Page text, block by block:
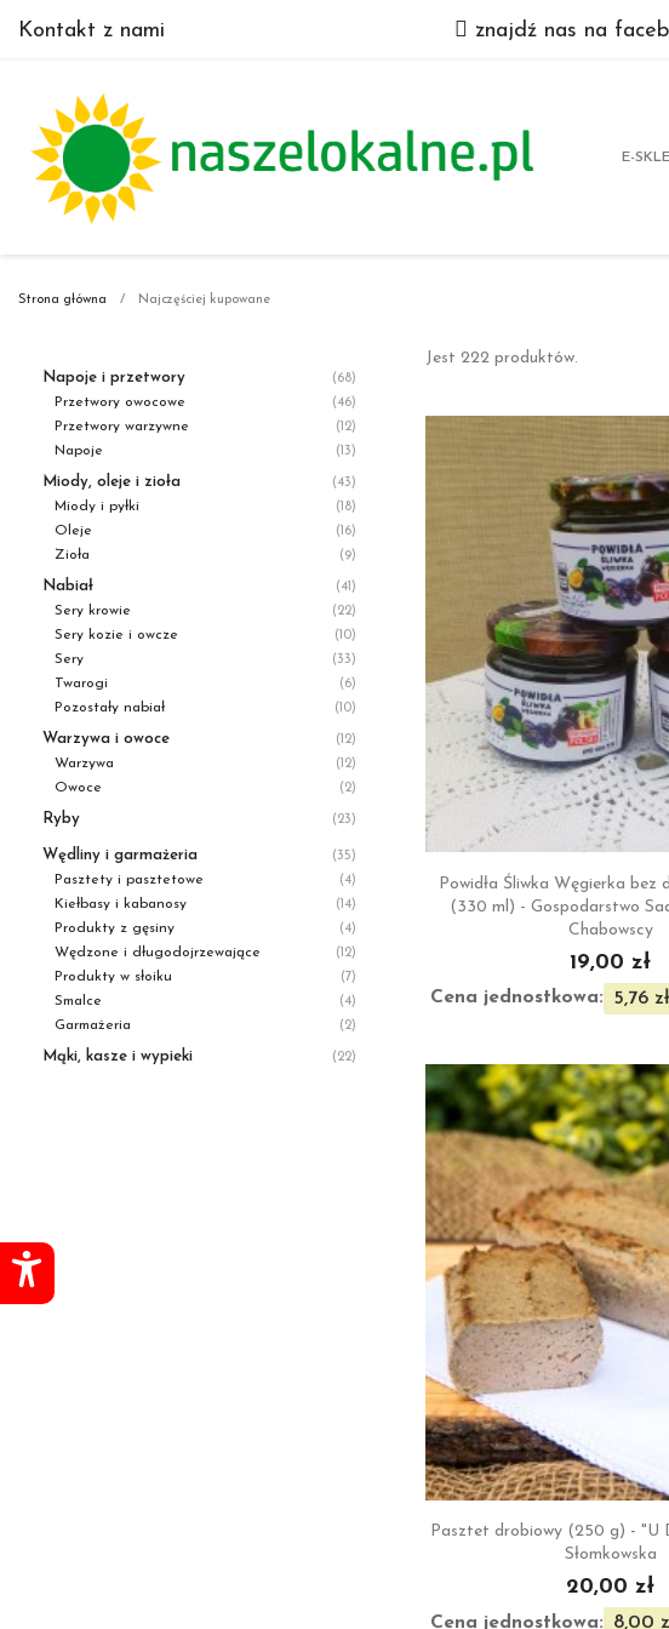
Kontakt z nami znajdź nas na
E-
Strona główna Najczęściej kupowane
Napoje i przetwory (68)
Przetwory owocowe (46)
Przetwory warzywne (12)
Napoje (13)
Miody, oleje i zioła (43)
Miody i pyłki (18)
Oleje (16)
Zioła (9)
Nabiał (41)
Sery krowie (22)
Sery kozie i owcze (10)
Sery (33)
Twarogi (6)
Pozostały nabiał (10)
Warzywa i owoce (12)
Warzywa (12)
Owoce (2)
Ryby (23)
Wędliny i garmażeria (35)
Pasztety i pasztetowe (4)
Kiełbasy i kabanosy (14)
Produkty z gęsiny (4)
Wędzone i długodojrzewające (12)
Produkty w słoiku (7)
Smalce (4)
Garmażeria (2)
Mąki, kasze i wypieki (22)
Jest 222 produktów.
Szybki
Powidła Śliwka Węgierka bez
(330 ml) - Gospodarstwo
Chabowscy
19,00 zł
Cena jednostkowa: 5,76
Szybki
Pasztet drobiowy (250 g) - "U
Słomkowska
20,00 zł
Cena jednostkowa: 8,00